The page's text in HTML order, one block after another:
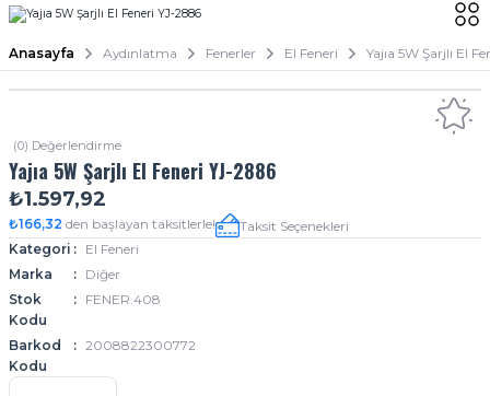
Anasayfa Aydınlatma Fenerler El Feneri Yajıa 5W Şarjlı El
(0) Değerlendirme
Yajıa 5W Şarjlı El Feneri YJ-2886
₺1.597,92
₺166,32 den başlayan taksitlerle!
Taksit Seçenekleri
Kategori
El Feneri
Marka
Diğer
Stok
Kodu
FENER.408
Barkod
Kodu
2008822300772